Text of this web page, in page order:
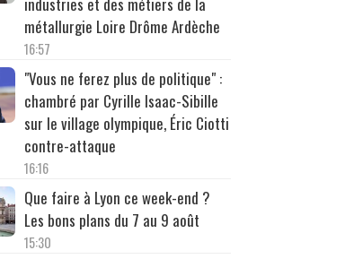
métallurgie Loire Drôme Ardèche
16:57
"Vous ne ferez plus de politique" :
chambré par Cyrille Isaac-Sibille
sur le village olympique, Éric Ciotti
contre-attaque
16:16
Que faire à Lyon ce week-end ?
Les bons plans du 7 au 9 août
15:30